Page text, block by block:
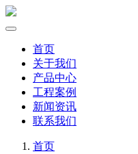
首页
关于我们
产品中心
工程案例
新闻资讯
联系我们
首页